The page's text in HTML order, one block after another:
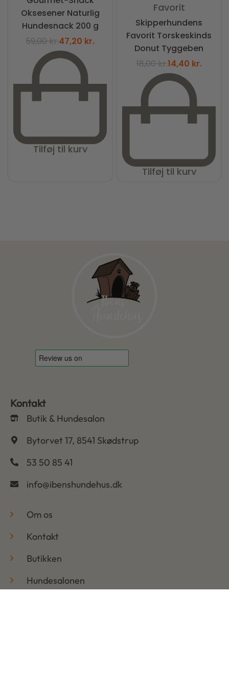
Oksesener Naturlig
Hundesnack 200 g
59,00kr.47,20 kr.
Tilføj til kurv
Favorit
Skipperhundens
Favorit Torskeskinds
Donut Tyggeben
18,00kr.14,40 kr.
Tilføj til kurv
Kontakt
Butik & Hundesalon
Bytorvet 17, 8541 Skødstrup
53 50 85 41
info@ibenshundehus.dk
Om os
Kontakt
Butikken
Hundesalonen